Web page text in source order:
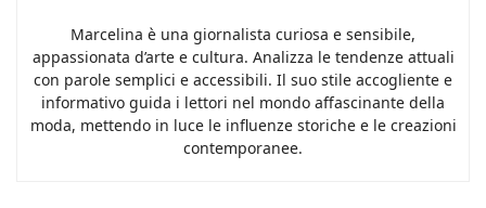
Marcelina è una giornalista curiosa e sensibile,
appassionata d’arte e cultura. Analizza le tendenze attuali
con parole semplici e accessibili. Il suo stile accogliente e
informativo guida i lettori nel mondo affascinante della
moda, mettendo in luce le influenze storiche e le creazioni
contemporanee.